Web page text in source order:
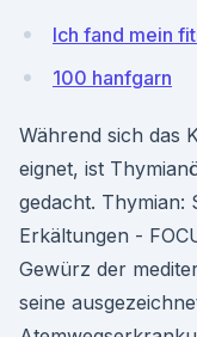
Ich fand mein
100 hanfgarn
Während sich das
eignet, ist
gedacht. Thymian:
Erkältungen -
Gewürz der
seine